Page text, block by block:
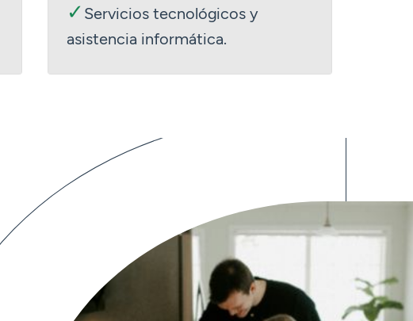
✓ Servicios tecnológicos y
asistencia informática.